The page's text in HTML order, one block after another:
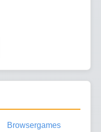
Browsergames